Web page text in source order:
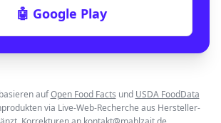
🤖 Google Play
auf Open Food Facts und USDA FoodData
via Live-Web-Recherche aus Hersteller-